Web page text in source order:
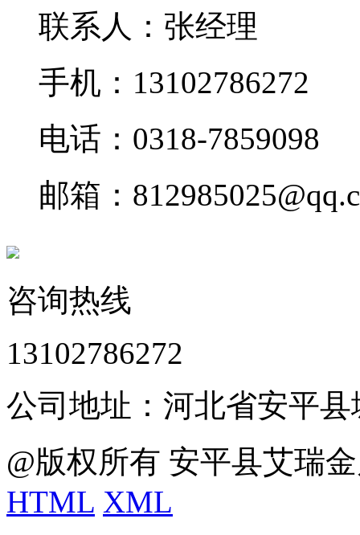
联系人：张经理
手机：13102786272
电话：0318-7859098
邮箱：
咨询热线
13102786272
公司地址：河北省安平
@版权所有 安平县艾瑞
HTML XML